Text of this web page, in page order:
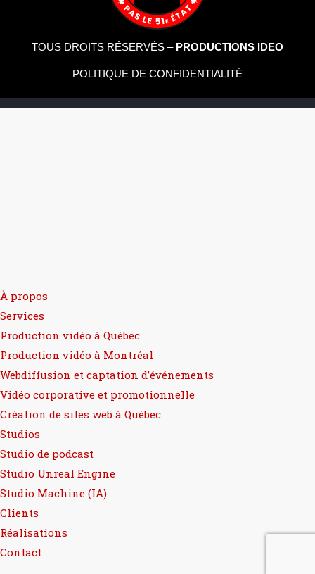
TOUS DROITS RÉSERVÉS – PRODUCTIONS IDEO
POLITIQUE DE CONFIDENTIALITÉ
À propos
Services
Production vidéo à Québec
Production vidéo à Montréal
Webdiffusion et captation d’événements
Vidéo corporative et promotionnelle
Création de sites web à Québec
Studios
Studio de podcast
Studio Unreal Engine
Studio Machine (IA)
Clients
Réalisations
Contact